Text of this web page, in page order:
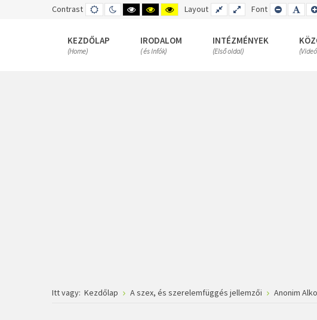
Contrast DEFAULT
MODE
NIGHT
MODE
HIGH
CONTRAST
MODE
HIGH
CONTRAST
MODE
HIGH
CONTRAST
MODE
Layout FIXED
LAYOUT
WIDE
LAYOUT
Font SET
SMALLER
SET
KEZDŐLAP
(Home)
IRODALOM
( és Infók)
INTÉZMÉNYEK
(Első oldal)
Itt vagy: Kezdőlap A szex, és szerelemfüggés jellemzői Anonim